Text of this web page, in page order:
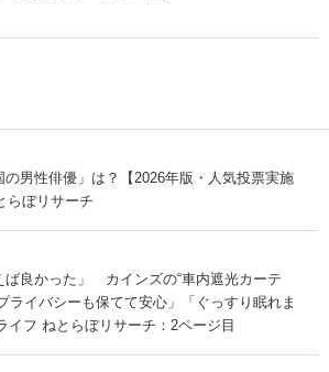
の男性俳優」は？【2026年版・人気投票実施
らぼリサーチ
ば良かった」 カインズの“車内遮光カーテ
ライバシーも保てて安心」「ぐっすり眠れま
イフ ねとらぼリサーチ：2ページ目